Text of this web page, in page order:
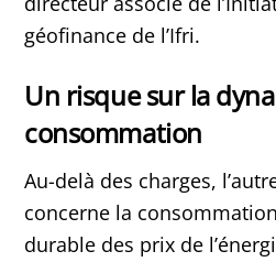
géofinance de l’Ifri.
Un risque sur la
consommation
Au-delà des charges,
concerne la
durable des prix de